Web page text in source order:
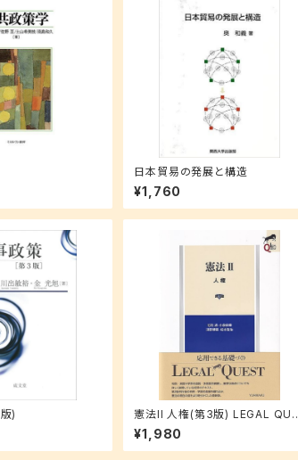
日本貿易の発展と構造
¥1,760
)
憲法II 人権(第3版) LEGAL QUE
ST
¥1,980